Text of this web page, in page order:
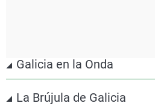
Galicia en la Onda
La Brújula de Galicia